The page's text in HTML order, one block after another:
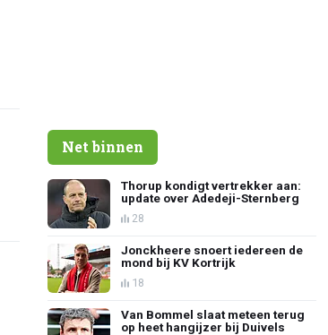
Net binnen
Thorup kondigt vertrekker aan:
update over Adedeji-Sternberg
28
Jonckheere snoert iedereen de
mond bij KV Kortrijk
18
Van Bommel slaat meteen terug
op heet hangijzer bij Duivels